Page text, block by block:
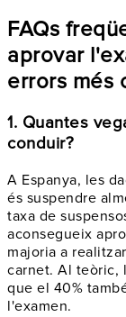
FAQs
aprovar
errors més
1. Quantes
conduir?
A Espanya, les
és suspendre
taxa de
aconsegueix
majoria a
carnet. Al teòric,
que el 40%
l'examen.